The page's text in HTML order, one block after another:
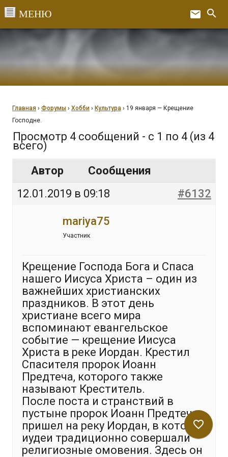
email search
Главная › Форумы › Хобби › Культура › 19 января — Крещение
Господне.
Просмотр 4 сообщений - с 1 по 4 (из 4
всего)
Автор
Сообщения
12.01.2019 в 09:18
#6132
mariya75
Участник
Крещение Господа Бога и Спаса
нашего Иисуса Христа – один из
важнейших христианских
праздников. В этот день
христиане всего мира
вспоминают евангельское
событие — крещение Иисуса
Христа в реке Иордан. Крестил
Спасителя пророк Иоанн
Предтеча, которого также
называют Креститель.
После поста и странствий в
пустыне пророк Иоанн Предтеча
пришел на реку Иордан, в которой
иудеи традиционно совершали
религиозные омовения. Здесь он
favorite_border